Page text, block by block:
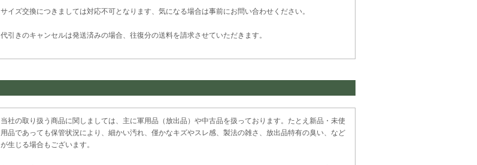
サイズ交換につきましては対応不可となります、気になる場合は事前にお問い合わせください。
代引きのキャンセルは発送済みの場合、往復分の送料を請求させていただきます。
当社の取り扱う商品に関しましては、主に軍用品（放出品）や中古品を扱っております。たとえ新品・未使
用品であっても保管状況により、細かい汚れ、僅かなキズやスレ感、製法の雑さ、放出品特有の臭い、など
が生じる場合もございます。